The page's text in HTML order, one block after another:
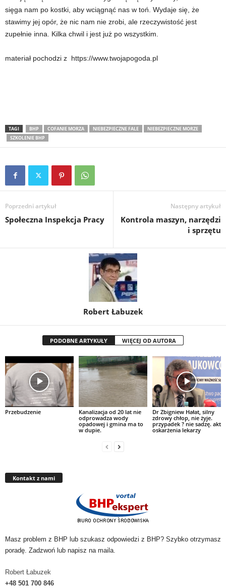
sięga nam po kostki, aby wciągnąć nas w toń. Wydaje się, że
stawimy jej opór, że nic nam nie zrobi, ale rzeczywistość jest
zupełnie inna. Kilka chwil i jest już po wszystkim.
materiał pochodzi z https://www.twojapogoda.pl
TAGI BHP COFANIE MORZA NIEBEZPIECZNE FALE
NIEBEZPIECZNE MORZE
SZKOLENIE BHP
Poprzedni artykuł
Społeczna Inspekcja Pracy
Następny artykuł
Kontrola maszyn, narzędzi
i sprzętu
Robert Łabuzek
PODOBNE ARTYKUŁY WIĘCEJ OD AUTORA
Przebudzenie
Kanalizacja od 20 lat nie
odprowadza wody
opadowej i gmina ma to
w dupie.
Dr Zbigniew Hałat, silny
zdrowy chłop, nie żyje.
przypadek ? nie sadzę. akt
oskarżenia lekarzy
Kontakt z nami
Masz problem z BHP lub szukasz odpowiedzi z BHP? Szybko otrzymasz
poradę. Zadzwoń lub napisz na maila.
Robert Łabuzek
+48 501 700 846